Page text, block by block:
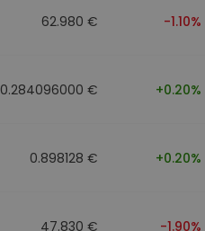
62.980 € -1.10%
0.284096000 € +0.20%
0.898128 € +0.20%
47.830 € -1.90%